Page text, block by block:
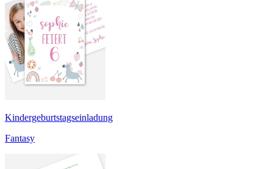
Kindergeburtstagseinladung
Fantasy